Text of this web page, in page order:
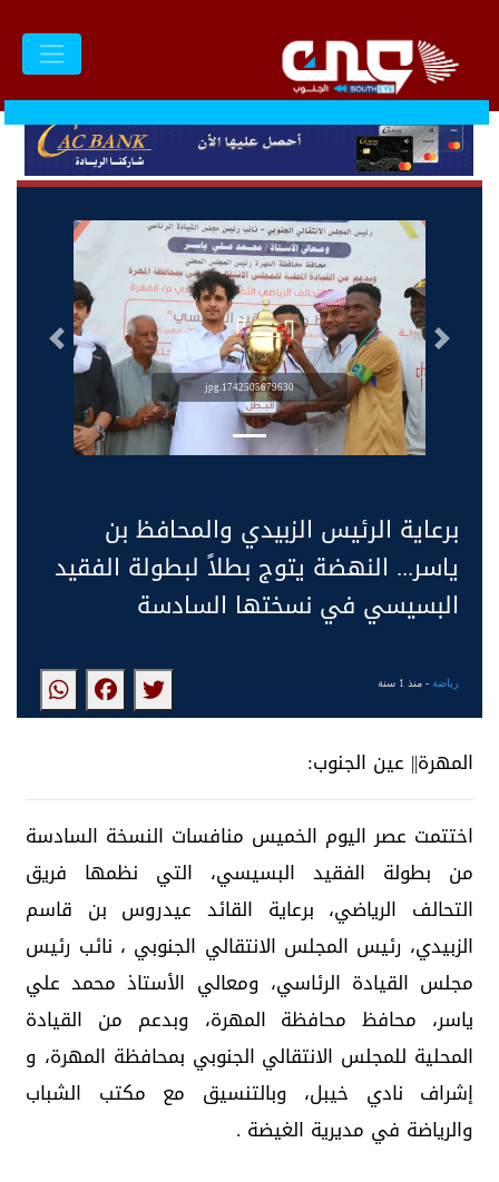
1742505679630.jpg
التالى السابق
برعاية الرئيس الزبيدي والمحافظ بن
ياسر... النهضة يتوج بطلاً لبطولة الفقيد
البسيسي في نسختها السادسة
رياضة- منذ 1 سنة
المهرة|| عين الجنوب:
اختتمت عصر اليوم الخميس منافسات النسخة السادسة
من بطولة الفقيد البسيسي، التي نظمها فريق
التحالف الرياضي، برعاية القائد عيدروس بن قاسم
الزبيدي، رئيس المجلس الانتقالي الجنوبي ، نائب رئيس
مجلس القيادة الرئاسي، ومعالي الأستاذ محمد علي
ياسر، محافظ محافظة المهرة، وبدعم من القيادة
المحلية للمجلس الانتقالي الجنوبي بمحافظة المهرة، و
إشراف نادي خيبل، وبالتنسيق مع مكتب الشباب
والرياضة في مديرية الغيضة .